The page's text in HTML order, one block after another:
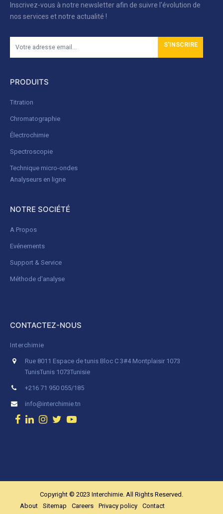
Inscrivez-vous à notre newsletter afin de suivre l'évolution de
nos services et notre actualité !
S'INSCRIRE
PRODUITS
Titration
Chromatographie
Électrochimie
Spectroscopie
Technique micro-ondes
Analyseurs en ligne
NOTRE SOCIÉTÉ
A Propos
Evénements
Support & Service
Méthode d'analyse
CONTACTEZ-NOUS
Interchimie
Rue 8011 Espace de tunis Bloc C 3#4 Montplaisir 1073
TunisTunis 1073Tunisie
+216 71 950 055/185
info@interchimie.tn
Copyright © 2023 Interchimie. All Rights Reserved.
About
Sitemap Careers Privacy policy Contact